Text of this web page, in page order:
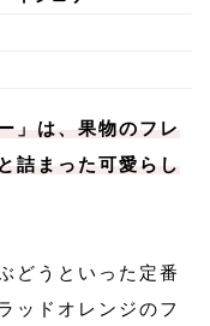
」は、果物のフレ
詰まった可愛らし
どうといった定番
ッドオレンジのフ